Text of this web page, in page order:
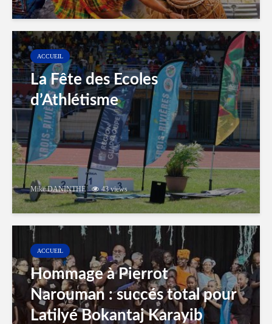
ACCUEIL
La Fête des Ecoles
d’Athlétisme
Mike DANINTHE 43 views
ACCUEIL
Hommage à Pierrot
Narouman : succés total pour
Latilyé Bokantaj Karayib